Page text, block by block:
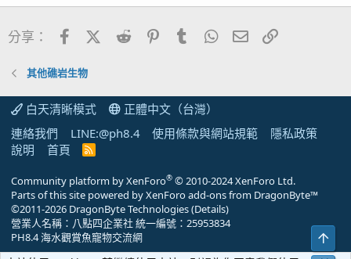
分享： FacebookX (Twitter)
Reddit PinterestTumblrWhatsApp電子郵件
其他礁岩生物
白天清晰模式
正體中文（台灣）
連絡我們
LINE:@ph8.4 使用條款與網站規範
隱私政策
說明
首頁
R
Community platform by XenForo® © 2010-2024 XenForo Ltd.
Parts of this site powered byXenForo add-ons from DragonByte™
©2011-2026 DragonByte Technologies(Details)
營業人名稱：八點四企業社 統一編號：25953834
PH8.4 海水觀賞魚寵物交流網
上方